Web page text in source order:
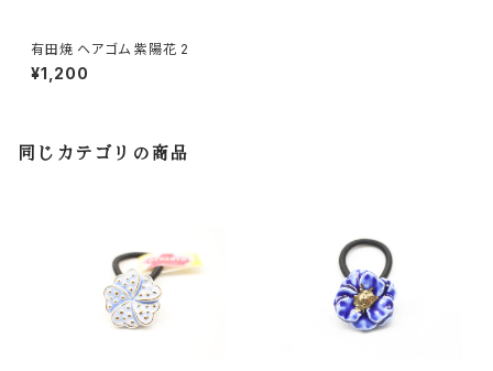
有田焼 ヘアゴム 紫陽花 2
¥1,200
同じカテゴリの商品